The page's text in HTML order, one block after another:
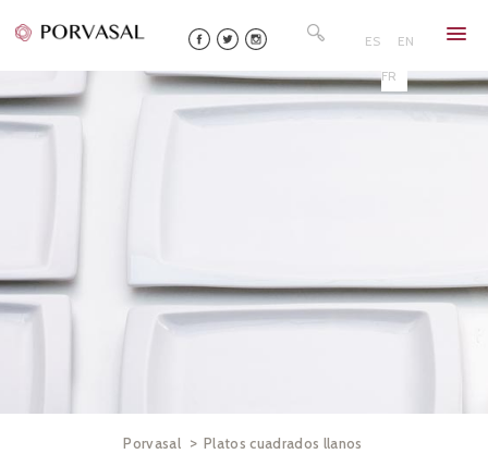
to
ES EN
FR
Porvasal > Platos cuadrados llanos